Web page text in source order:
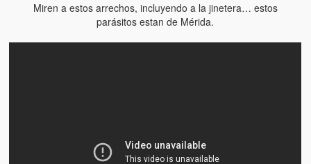
Miren a estos arrechos, incluyendo a la jinetera… estos
parásitos estan de Mérida.